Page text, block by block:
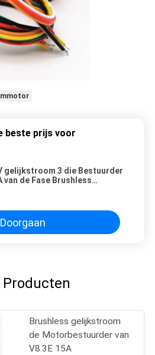
beste prijs voor
gelijkstroom 3 die Bestuurder
van de Fase Brushless
Doorgaan
Producten
Brushless gelijkstroom
de Motorbestuurder van
V8.3E 15A